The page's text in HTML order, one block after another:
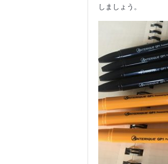
しましょう。